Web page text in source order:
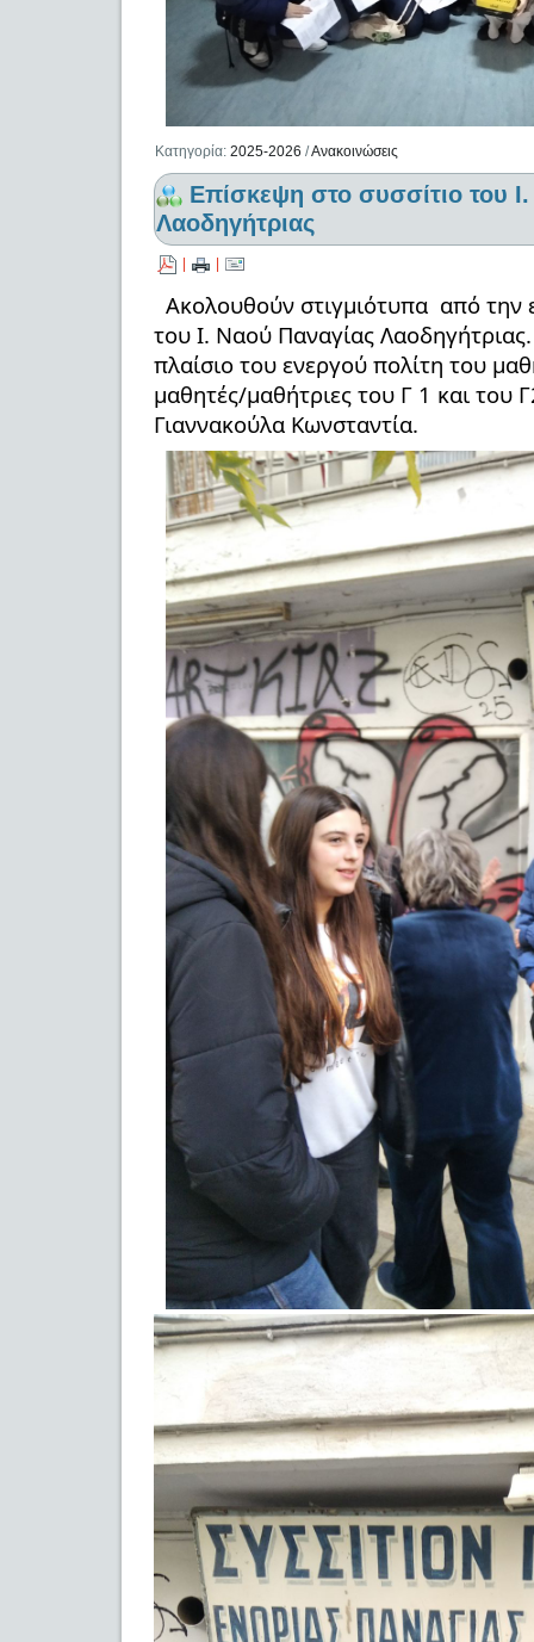
Κατηγορία:2025-2026 /Ανακοινώσεις
Επίσκεψη στο συσσίτιο του
Λαοδηγήτριας
Ακολουθούν στιγμιότυπα από την
του Ι. Ναού Παναγίας
πλαίσιο του ενεργού πολίτη του
μαθητές/μαθήτριες του Γ 1 και του
Γιαννακούλα Κωνσταντία.